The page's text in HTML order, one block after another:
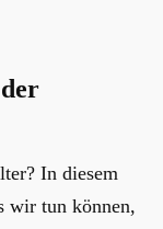
In diesem
wir tun können,